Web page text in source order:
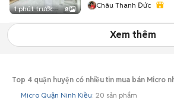
1 phút trước 8 Châu Thanh Đức
Xem thêm
Top 4 quận huyện có nhiều tin mua bán Micro
Micro Quận Ninh Kiều: 20 sản phẩm